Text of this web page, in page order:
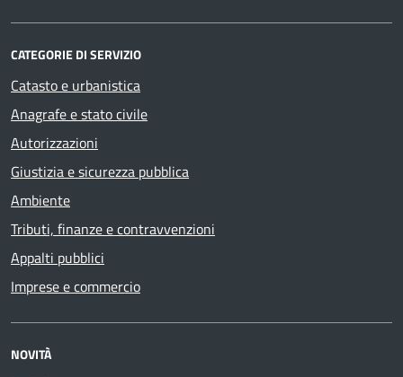
CATEGORIE DI SERVIZIO
Catasto e urbanistica
Anagrafe e stato civile
Autorizzazioni
Giustizia e sicurezza pubblica
Ambiente
Tributi, finanze e contravvenzioni
Appalti pubblici
Imprese e commercio
NOVITÀ